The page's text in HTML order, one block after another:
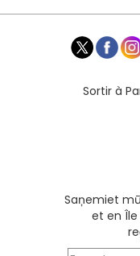
Sortir à
Saņemiet
et en Île